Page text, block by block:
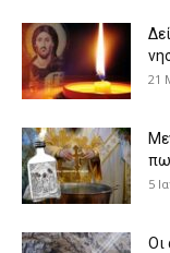
21
5
Οι